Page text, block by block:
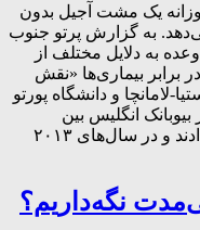
یک مشت آجیل بدون
به گزارش پرتو جنوب
به دلایل مختلف از
برابر بیماری‌ها «نقش
لامانچا و دانشگاه پورتو
در بیوبانک انگلیس بین
سال‌های ۲۰۰۷ تا ۲۰۱۲ را اساس قرار دادند و در سال‌های ۲۰۱۳
نگه‌داریم؟